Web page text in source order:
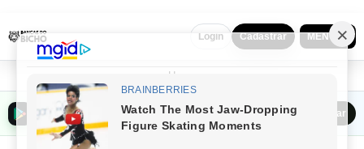
MENU ▼
Login Cadastrar
Home
Baixar o Bancas do Bicho na Play Store Baixar